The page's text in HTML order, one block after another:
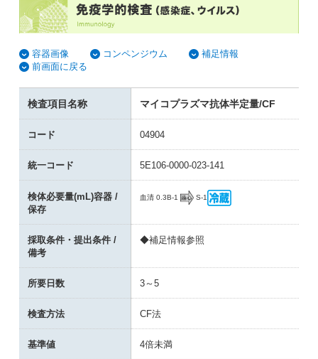
容器画像 コンペンジウム
補足情報
前画面に戻る
検査項目名称 マイコプラズマ抗体半定量/CF
コード 04904
統一コード 5E106-0000-023-141
検体必要量(mL)容器 /
保存
血清 0.3B-1 S-1
採取条件・提出条件 /
備考
◆補足情報参照
所要日数 3～5
検査方法 CF法
基準値 4倍未満